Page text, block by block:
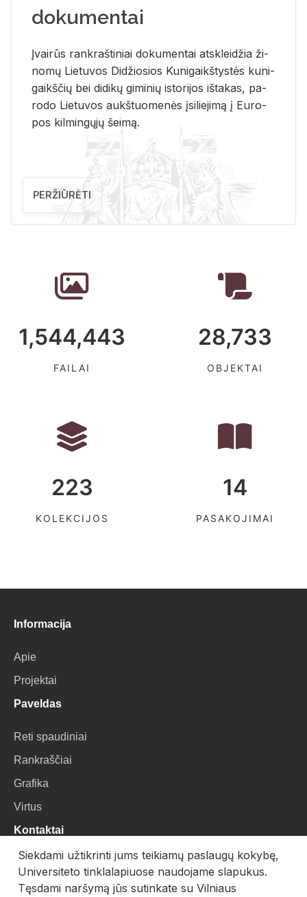
dokumentai
Įvai­rūs rank­raš­ti­niai do­ku­men­tai at­sklei­džia ži­
no­mų Lie­tu­vos Di­džio­sios Ku­ni­gaikš­tys­tės ku­ni­
gaikš­čių bei di­di­kų gi­mi­nių is­to­ri­jos iš­ta­kas, pa­
ro­do Lie­tu­vos aukš­tuo­me­nės įsi­lie­ji­mą į Eu­ro­
pos kil­min­gų­jų šei­mą.
PERŽIŪRĖTI
1,544,443
FAILAI
28,733
OBJEKTAI
223
KOLEKCIJOS
14
PASAKOJIMAI
Informacija
Apie
Projektai
Paveldas
Reti spaudiniai
Rankraščiai
Grafika
Virtus
Kontaktai
VU Biblioteka
Universiteto g. 3, LT-01122, Vilnius
Siekdami užtikrinti jums teikiamų paslaugų kokybę,
Universiteto tinklalapiuose naudojame slapukus.
Tęsdami naršymą jūs sutinkate su Vilniaus